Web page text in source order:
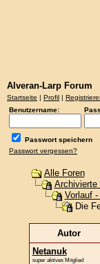
Alveran-Larp Forum
Startseite | Profil |
Benutzername:
Passwort speichern
Passwort vergessen?
Alle Foren
Archivierte
Vorlauf
Die
Autor
Netanuk
super aktives Mitglied